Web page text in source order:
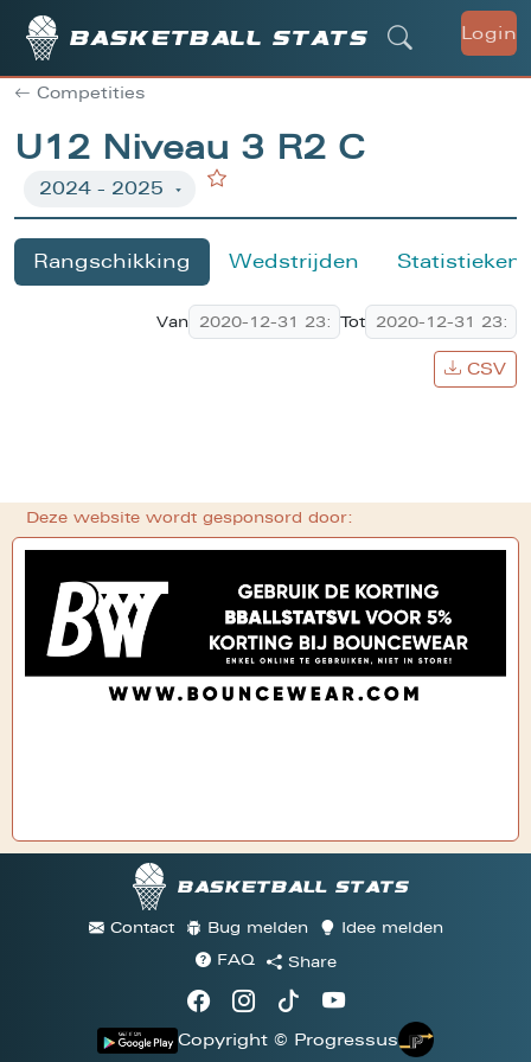
Basketball stats Login
Competities
U12 Niveau 3 R2 C
Rangschikking Wedstrijden Statistieken
Van Tot
CSV
Deze website wordt gesponsord door:
Basketball stats
Contact Bug melden
Idee melden
FAQ
Share
Copyright © Progressus